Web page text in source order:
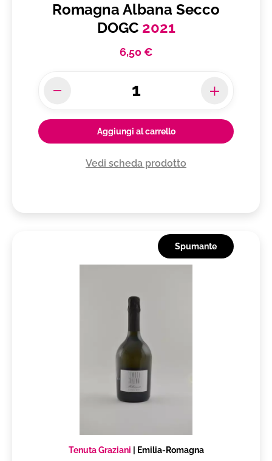
Romagna Albana Secco
DOGC 2021
6,50 €
Aggiungi al carrello
Vedi scheda prodotto
Spumante
Tenuta Graziani Emilia-Romagna